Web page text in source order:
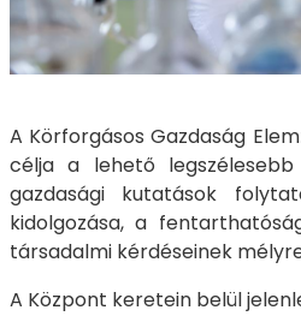
A Körforgásos Gazdaság
célja a lehető
gazdasági kutatások
kidolgozása, a
társadalmi kérdéseinek
A Központ keretein belül